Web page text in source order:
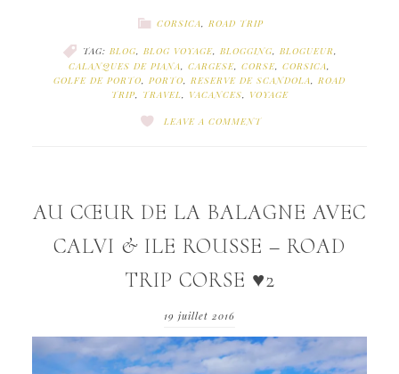
CORSICA, ROAD TRIP
TAG: BLOG, BLOG VOYAGE, BLOGGING, BLOGUEUR,
CALANQUES DE PIANA, CARGESE, CORSE, CORSICA,
GOLFE DE PORTO, PORTO, RESERVE DE SCANDOLA, ROAD
TRIP, TRAVEL, VACANCES, VOYAGE
LEAVE A COMMENT
AU CŒUR DE LA BALAGNE AVEC
CALVI & ILE ROUSSE – ROAD
TRIP CORSE ♥2
19 juillet 2016